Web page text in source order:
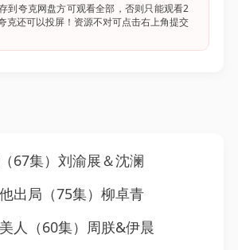
到夸克网盘方可观看全部，否则只能观看2
克还可以投屏！资源不对可点击右上角提交
67集）刘渝展＆沈澜
出局（75集）柳卓青
人（60集）周朕&伊晨